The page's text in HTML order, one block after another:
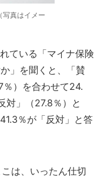
写真はイメー
ている「マイナ保険
」を聞くと、「賛
％）を合わせて24.
対」（27.8％）と
％が「反対」と答
は、いったん仕切